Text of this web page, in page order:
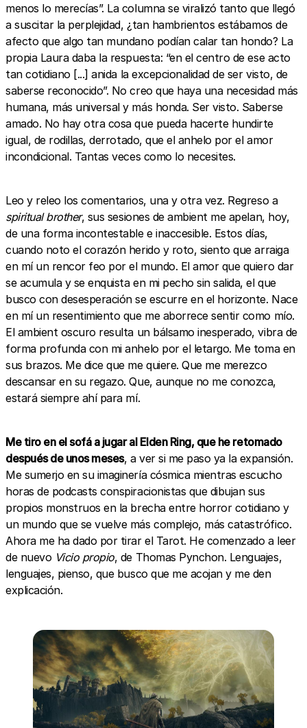
menos lo merecías”. La columna se viralizó tanto que llegó
a suscitar la perplejidad, ¿tan hambrientos estábamos de
afecto que algo tan mundano podían calar tan hondo? La
propia Laura daba la respuesta: “en el centro de ese acto
tan cotidiano [...] anida la excepcionalidad de ser visto, de
saberse reconocido”. No creo que haya una necesidad más
humana, más universal y más honda. Ser visto. Saberse
amado. No hay otra cosa que pueda hacerte hundirte
igual, de rodillas, derrotado, que el anhelo por el amor
incondicional. Tantas veces como lo necesites.
Leo y releo los comentarios, una y otra vez. Regreso a
spiritual brother, sus sesiones de ambient me apelan, hoy,
de una forma incontestable e inaccesible. Estos días,
cuando noto el corazón herido y roto, siento que arraiga
en mí un rencor feo por el mundo. El amor que quiero dar
se acumula y se enquista en mi pecho sin salida, el que
busco con desesperación se escurre en el horizonte. Nace
en mí un resentimiento que me aborrece sentir como mío.
El ambient oscuro resulta un bálsamo inesperado, vibra de
forma profunda con mi anhelo por el letargo. Me toma en
sus brazos. Me dice que me quiere. Que me merezco
descansar en su regazo. Que, aunque no me conozca,
estará siempre ahí para mí.
Me tiro en el sofá a jugar al Elden Ring, que he retomado
después de unos meses, a ver si me paso ya la expansión.
Me sumerjo en su imaginería cósmica mientras escucho
horas de podcasts conspiracionistas que dibujan sus
propios monstruos en la brecha entre horror cotidiano y
un mundo que se vuelve más complejo, más catastrófico.
Ahora me ha dado por tirar el Tarot. He comenzado a leer
de nuevo Vicio propio, de Thomas Pynchon. Lenguajes,
lenguajes, pienso, que busco que me acojan y me den
explicación.